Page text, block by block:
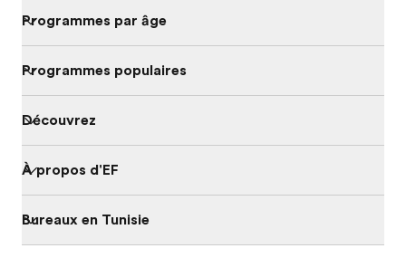
Programmes par âge
Programmes populaires
Découvrez
À propos d'EF
Bureaux en Tunisie